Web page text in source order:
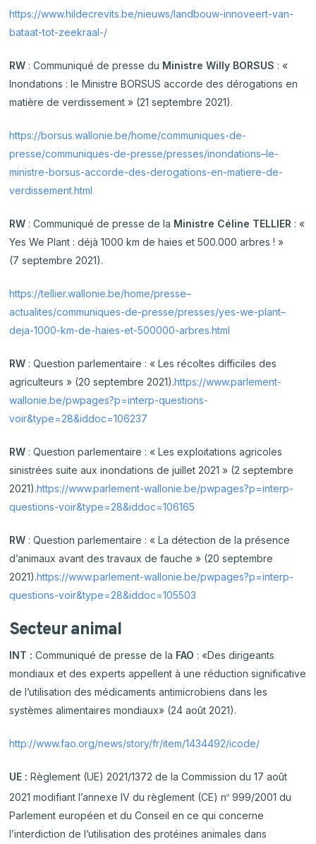
https://www.hildecrevits.be/nieuws/landbouw-innoveert-van-
bataat-tot-zeekraal-/
RW : Communiqué de presse du Ministre Willy BORSUS : «
Inondations : le Ministre BORSUS accorde des dérogations en
matière de verdissement » (21 septembre 2021).
https://borsus.wallonie.be/home/communiques-de-
presse/communiques-de-presse/presses/inondations–le-
ministre-borsus-accorde-des-derogations-en-matiere-de-
verdissement.html
RW : Communiqué de presse de la Ministre Céline TELLIER : «
Yes We Plant : déjà 1000 km de haies et 500.000 arbres ! »
(7 septembre 2021).
https://tellier.wallonie.be/home/presse–
actualites/communiques-de-presse/presses/yes-we-plant–
deja-1000-km-de-haies-et-500000-arbres.html
RW : Question parlementaire : « Les récoltes difficiles des
agriculteurs » (20 septembre 2021).https://www.parlement-
wallonie.be/pwpages?p=interp-questions-
voir&type=28&iddoc=106237
RW : Question parlementaire : « Les exploitations agricoles
sinistrées suite aux inondations de juillet 2021 » (2 septembre
2021).https://www.parlement-wallonie.be/pwpages?p=interp-
questions-voir&type=28&iddoc=106165
RW : Question parlementaire : « La détection de la présence
d’animaux avant des travaux de fauche » (20 septembre
2021).https://www.parlement-wallonie.be/pwpages?p=interp-
questions-voir&type=28&iddoc=105503
Secteur animal
INT :Communiqué de presse de la FAO : «Des dirigeants
mondiaux et des experts appellent à une réduction significative
de l’utilisation des médicaments antimicrobiens dans les
systèmes alimentaires mondiaux» (24 août 2021).
http://www.fao.org/news/story/fr/item/1434492/icode/
UE :Règlement (UE) 2021/1372 de la Commission du 17 août
2021 modifiant l’annexe IV du règlement (CE) no 999/2001 du
Parlement européen et du Conseil en ce qui concerne
l’interdiction de l’utilisation des protéines animales dans